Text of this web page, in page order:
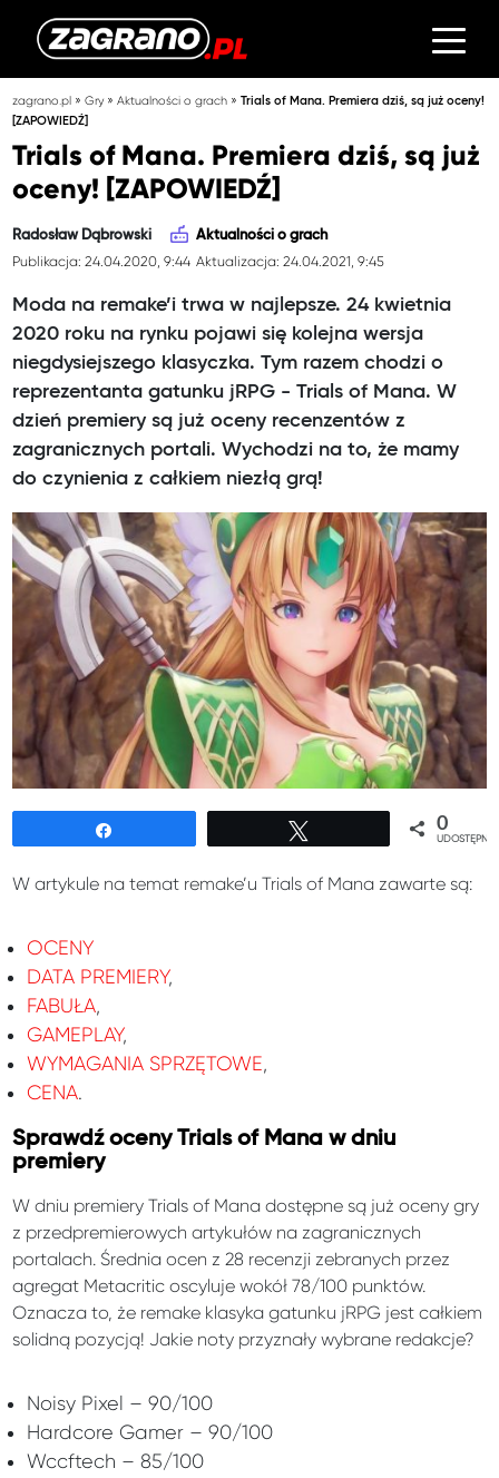
zagrano.pl »Gry»Aktualności o grach »Trials of Mana. Premiera dziś, są już oceny!
[ZAPOWIEDŹ]
Trials of Mana. Premiera dziś, są już
oceny! [ZAPOWIEDŹ]
Radosław Dąbrowski Aktualności o grach
Publikacja: 24.04.2020, 9:44 Aktualizacja: 24.04.2021, 9:45
Moda na remake’i trwa w najlepsze. 24 kwietnia
2020 roku na rynku pojawi się kolejna wersja
niegdysiejszego klasyczka. Tym razem chodzi o
reprezentanta gatunku jRPG - Trials of Mana. W
dzień premiery są już oceny recenzentów z
zagranicznych portali. Wychodzi na to, że mamy
do czynienia z całkiem niezłą grą!
0
W artykule na temat remake’u Trials of Mana zawarte są:
OCENY
DATA PREMIERY,
FABUŁA,
GAMEPLAY,
WYMAGANIA SPRZĘTOWE,
CENA.
Sprawdź oceny Trials of Mana w dniu
premiery
W dniu premiery Trials of Mana dostępne są już oceny gry
z przedpremierowych artykułów na zagranicznych
portalach. Średnia ocen z 28 recenzji zebranych przez
agregat Metacritic oscyluje wokół 78/100 punktów.
Oznacza to, że remake klasyka gatunku jRPG jest całkiem
solidną pozycją! Jakie noty przyznały wybrane redakcje?
Noisy Pixel – 90/100
Hardcore Gamer – 90/100
Wccftech – 85/100